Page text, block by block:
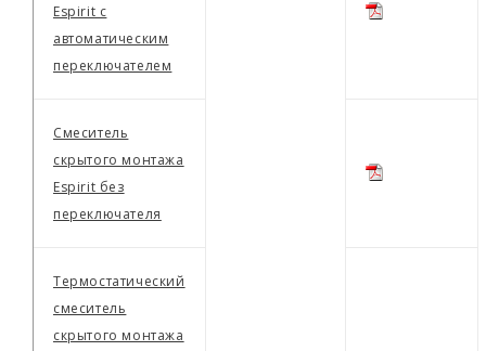
Espirit с
автоматическим
переключателем
Смеситель
скрытого монтажа
Espirit без
переключателя
Термостатический
смеситель
скрытого монтажа